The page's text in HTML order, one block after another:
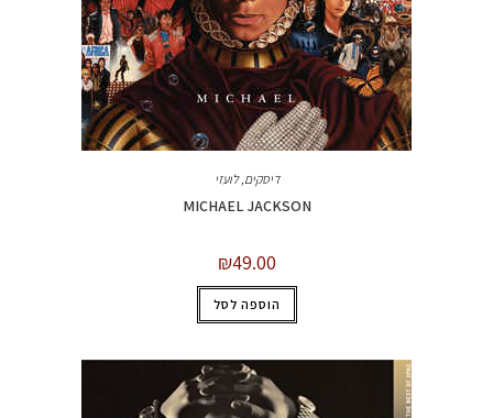
דיסקים,לועזי
MICHAEL JACKSON
₪49.00
הוספה לסל